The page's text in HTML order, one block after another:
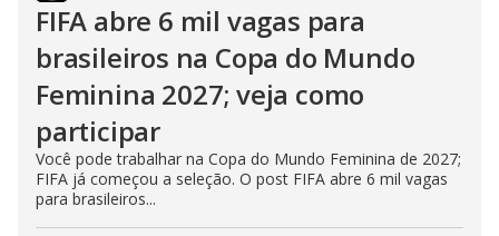
FIFA abre 6 mil vagas para
brasileiros na Copa do Mundo
Feminina 2027; veja como
participar
Você pode trabalhar na Copa do Mundo Feminina de 2027;
FIFA já começou a seleção. O post FIFA abre 6 mil vagas
para brasileiros...